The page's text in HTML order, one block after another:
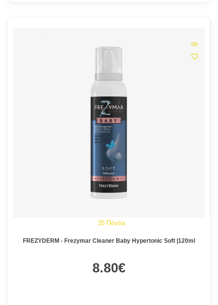
35 Πόντοι
FREZYDERM - Frezymar Cleaner Baby Hypertonic Soft |120ml
8.80€